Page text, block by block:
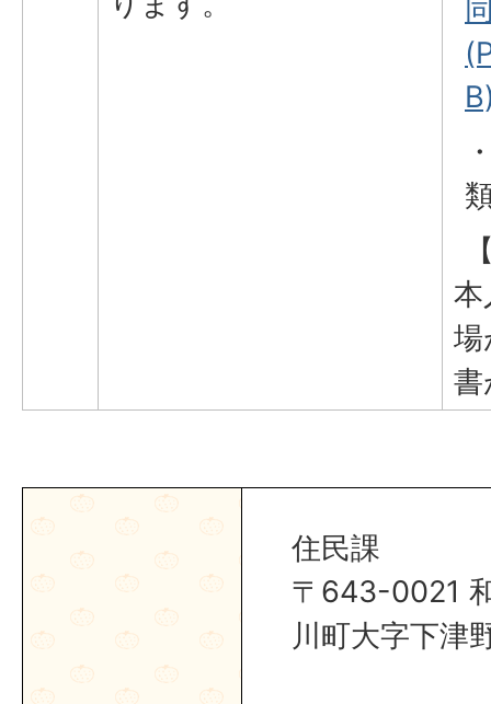
本
場
書
住民課
〒643-0021
川町大字下津